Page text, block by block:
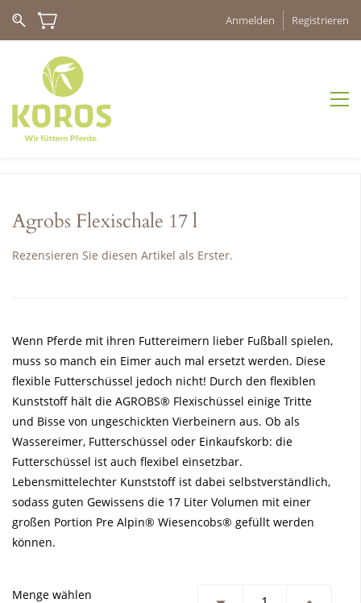
Anmelden Registrieren
Agrobs Flexischale 17 l
Rezensieren Sie diesen Artikel als Erster.
Wenn Pferde mit ihren Futtereimern lieber Fußball spielen,
muss so manch ein Eimer auch mal ersetzt werden. Diese
flexible Futterschüssel jedoch nicht! Durch den flexiblen
Kunststoff hält die AGROBS® Flexischüssel einige Tritte
und Bisse von ungeschickten Vierbeinern aus. Ob als
Wassereimer, Futterschüssel oder Einkaufskorb: die
Futterschüssel ist auch flexibel einsetzbar.
Lebensmittelechter Kunststoff ist dabei selbstverständlich,
sodass guten Gewissens die 17 Liter Volumen mit einer
großen Portion Pre Alpin® Wiesencobs® gefüllt werden
können.
Menge wählen